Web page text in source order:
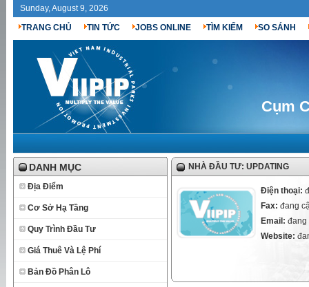
Sunday, August 9, 2026
TRANG CHỦ
TIN TỨC JOBS ONLINE TÌM KIẾM SO SÁNH
Cụm
DANH MỤC
Địa Điểm
Cơ Sở Hạ Tầng
Quy Trình Đầu Tư
Giá Thuê Và Lệ Phí
Bản Đồ Phân Lô
NHÀ ĐẦU TƯ: UPDATING
Điện thoại:
Fax: đang
Email: đang
Website: